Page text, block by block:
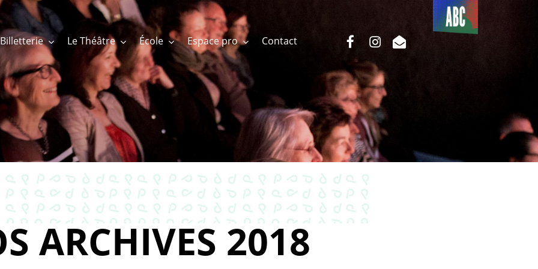
Billetterie Le Théâtre École Espace pro Contact
Du côté
de l’ABC
facebookinstagram
email
ARCHIVES 2018